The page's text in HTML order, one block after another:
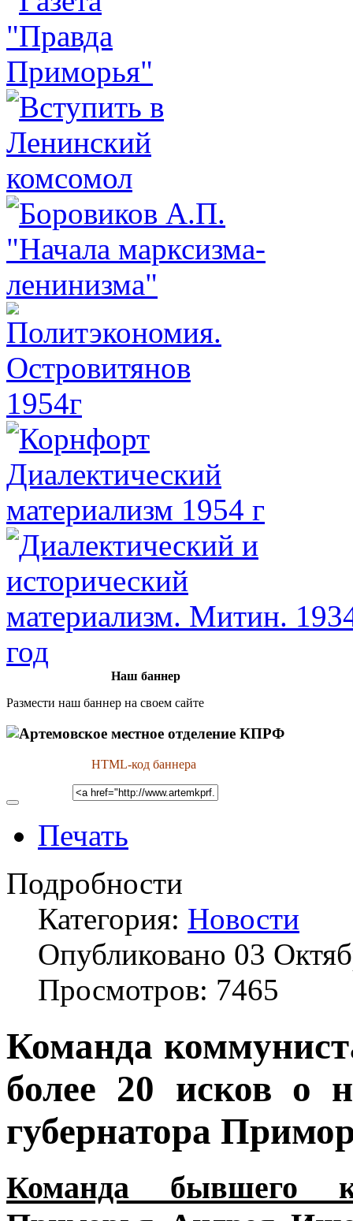
Наш баннер
Размести наш баннер на своем сайте
HTML-код баннера
Печать
Подробности
Категория: Новости
Опубликовано 03
Просмотров: 7465
Команда
более 20 исков о
губернатора
Команда бывшего